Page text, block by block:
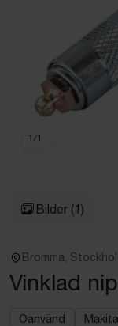
1 /1
Bilder (1)
Bromma,
Vinklad
Oanvänd Makita